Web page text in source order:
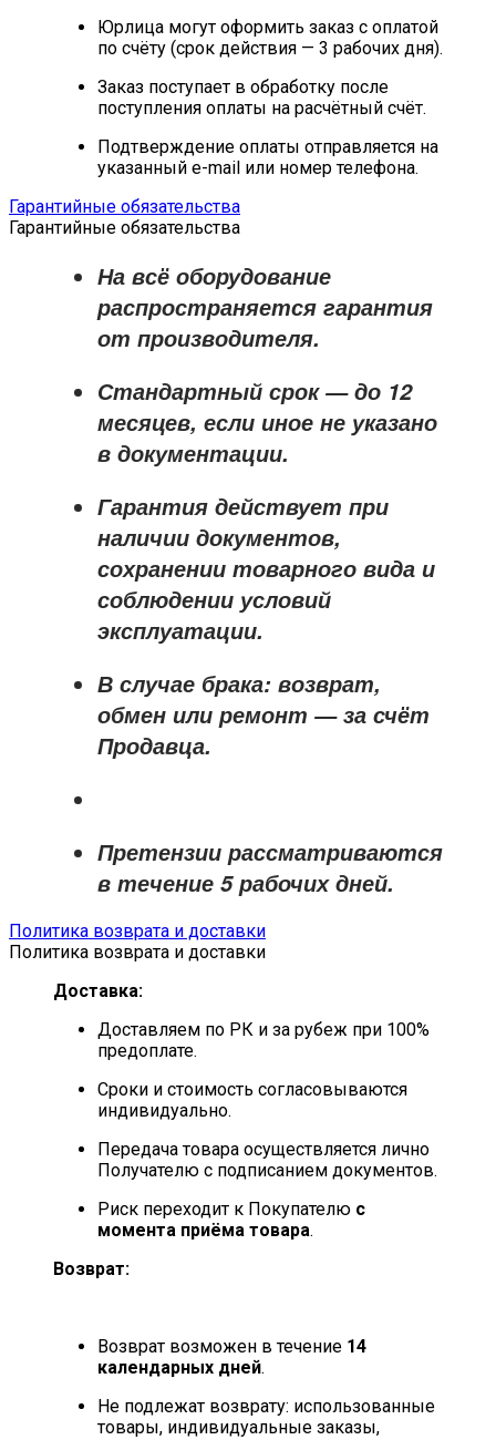
Юрлица могут оформить заказ с оплатой
по счёту (срок действия — 3 рабочих дня).
Заказ поступает в обработку после
поступления оплаты на расчётный счёт.
Подтверждение оплаты отправляется на
указанный e-mail или номер телефона.
Гарантийные обязательства
Гарантийные обязательства
На всё оборудование
распространяется гарантия
от производителя.
Стандартный срок — до 12
месяцев, если иное не указано
в документации.
Гарантия действует при
наличии документов,
сохранении товарного вида и
соблюдении условий
эксплуатации.
В случае брака: возврат,
обмен или ремонт —за счёт
Продавца.
Претензии рассматриваются
в течение 5 рабочих дней.
Политика возврата и доставки
Политика возврата и доставки
Доставка:
Доставляем по РК и за рубеж при 100%
предоплате.
Сроки и стоимость согласовываются
индивидуально.
Передача товара осуществляется лично
Получателю с подписанием документов.
Риск переходит к Покупателю с
момента приёма товара.
Возврат:
Возврат возможен в течение 14
календарных дней.
Не подлежат возврату: использованные
товары, индивидуальные заказы,